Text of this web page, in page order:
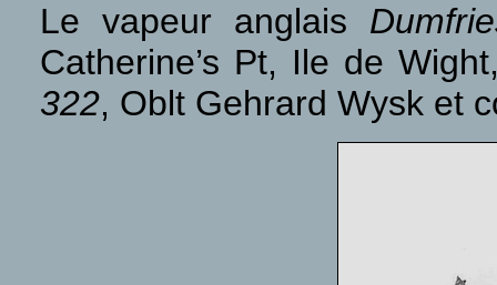
Le vapeur anglais
Catherine’s Pt, Ile de
322, Oblt Gehrard Wysk et